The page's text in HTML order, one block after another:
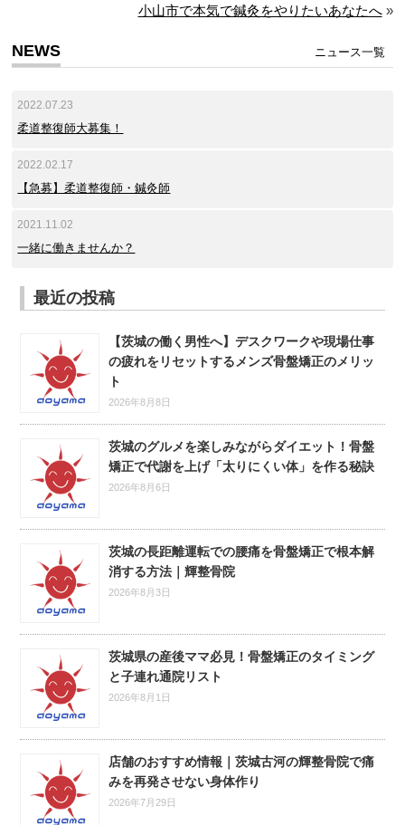
小山市で本気で鍼灸をやりたいあなたへ»
NEWS ニュース一覧
2022.07.23
柔道整復師大募集！
2022.02.17
【急募】柔道整復師・鍼灸師
2021.11.02
一緒に働きませんか？
最近の投稿
【茨城の働く男性へ】デスクワークや現場仕事
の疲れをリセットするメンズ骨盤矯正のメリッ
ト
2026年8月8日
茨城のグルメを楽しみながらダイエット！骨盤
矯正で代謝を上げ「太りにくい体」を作る秘訣
2026年8月6日
茨城の長距離運転での腰痛を骨盤矯正で根本解
消する方法｜輝整骨院
2026年8月3日
茨城県の産後ママ必見！骨盤矯正のタイミング
と子連れ通院リスト
2026年8月1日
店舗のおすすめ情報｜茨城古河の輝整骨院で痛
みを再発させない身体作り
2026年7月29日